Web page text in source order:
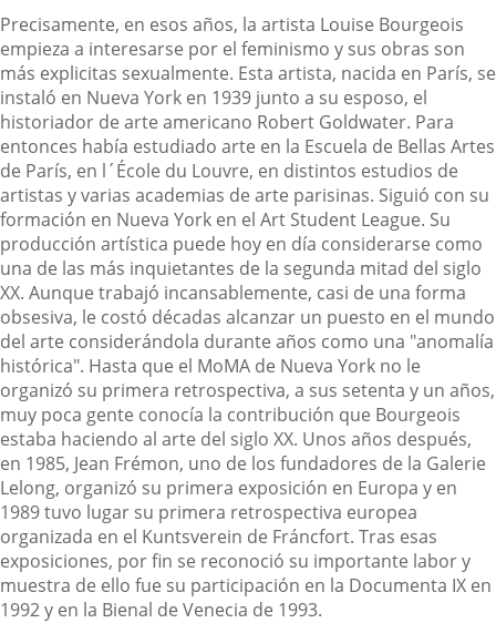
Precisamente, en esos años, la artista Louise Bourgeois
empieza a interesarse por el feminismo y sus obras son
más explicitas sexualmente. Esta artista, nacida en París, se
instaló en Nueva York en 1939 junto a su esposo, el
historiador de arte americano Robert Goldwater. Para
entonces había estudiado arte en la Escuela de Bellas Artes
de París, en l´École du Louvre, en distintos estudios de
artistas y varias academias de arte parisinas. Siguió con su
formación en Nueva York en el Art Student League. Su
producción artística puede hoy en día considerarse como
una de las más inquietantes de la segunda mitad del siglo
XX. Aunque trabajó incansablemente, casi de una forma
obsesiva, le costó décadas alcanzar un puesto en el mundo
del arte considerándola durante años como una "anomalía
histórica". Hasta que el MoMA de Nueva York no le
organizó su primera retrospectiva, a sus setenta y un años,
muy poca gente conocía la contribución que Bourgeois
estaba haciendo al arte del siglo XX. Unos años después,
en 1985, Jean Frémon, uno de los fundadores de la Galerie
Lelong, organizó su primera exposición en Europa y en
1989 tuvo lugar su primera retrospectiva europea
organizada en el Kuntsverein de Fráncfort. Tras esas
exposiciones, por fin se reconoció su importante labor y
muestra de ello fue su participación en la Documenta IX en
1992 y en la Bienal de Venecia de 1993.